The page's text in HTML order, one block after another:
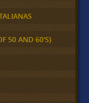
50 AND 60'S}